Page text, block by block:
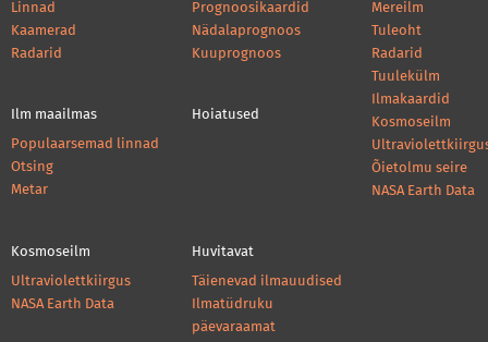
Linnad
Kaamerad
Radarid
Ilm maailmas
Populaarsemad linnad
Otsing
Metar
Prognoosikaardid
Nädalaprognoos
Kuuprognoos
Hoiatused
Mereilm
Tuleoht
Radarid
Tuulekülm
Ilmakaardid
Kosmoseilm
Õietolmu seire
NASA Earth Data
Kosmoseilm
Ultraviolettkiirgus
NASA Earth Data
Huvitavat
Täienevad ilmauudised
Ilmatüdruku
päevaraamat